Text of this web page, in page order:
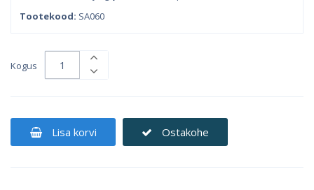
Tootekood: SA060
Kogus
Lisa korvi Ostakohe